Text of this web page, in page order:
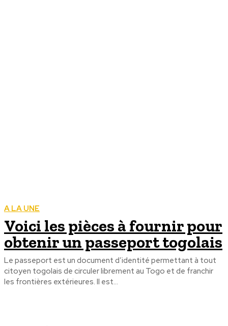
A LA UNE
Voici les pièces à fournir pour
obtenir un passeport togolais
Le passeport est un document d’identité permettant à tout
citoyen togolais de circuler librement au Togo et de franchir
les frontières extérieures. Il est...